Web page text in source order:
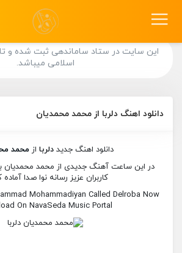
این سایت در ستاد ساماندهی ثبت شده و
اسلامی میباشد.
دانلود اهنگ دلربا از محمد محمدیان
دانلود اهنگ جدید دلربا از محمد
در این ساعت آهنگ جدیدی از محمد محمدیان به
کاربران عزیز رسانه نوا صدا آماده
Mohammadiyan Called Delroba Now
On NavaSeda Music Portal